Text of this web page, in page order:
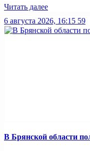
Читать далее
6 августа 2026, 16:15 59
В Брянской области